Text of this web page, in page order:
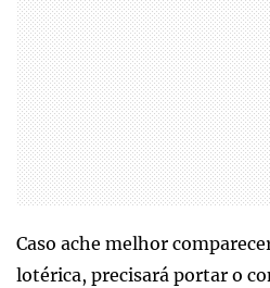
Caso ache melhor
lotérica, precisará portar o